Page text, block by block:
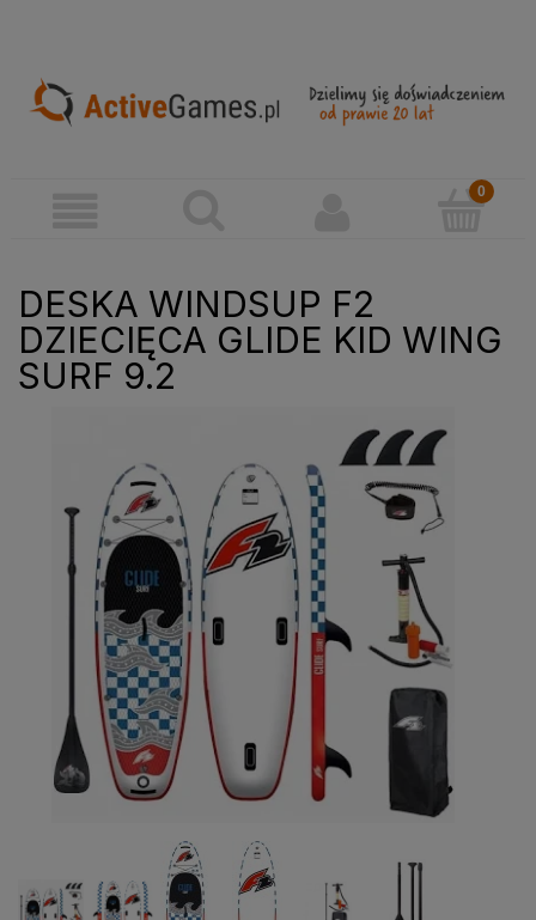
DESKA WINDSUP F2
DZIECIĘCA GLIDE KID WING
SURF 9.2